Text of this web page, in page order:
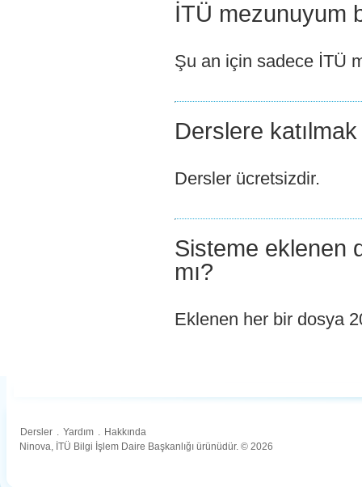
İTÜ mezunuyum
Şu an için sadece İTÜ
Derslere
Dersler ücretsizdir.
Sisteme eklenen
mı?
Eklenen her bir dosya
Dersler . Yardım . Hakkında
Ninova, İTÜ Bilgi İşlem Daire Başkanlığı ürünüdür. © 2026